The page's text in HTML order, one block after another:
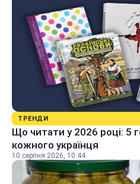
ТРЕНДИ
Що читати у 2026 році: 5
кожного українця
10 серпня 2026, 10:44